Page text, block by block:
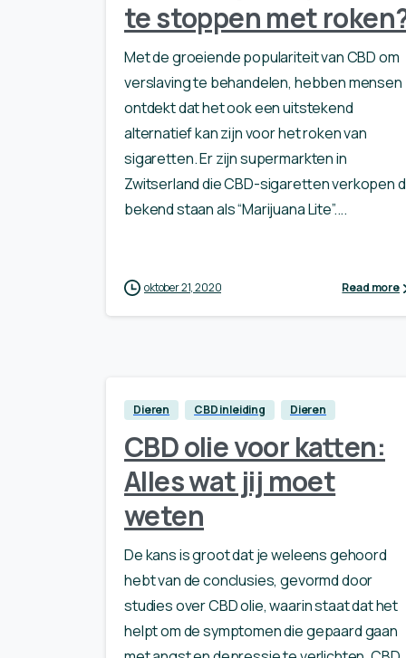
te stoppen met
Met de groeiende populariteit van CBD om
verslaving te behandelen, hebben mensen
ontdekt dat het ook een uitstekend
alternatief kan zijn voor het roken van
sigaretten. Er zijn supermarkten in
Zwitserland die CBD-sigaretten verkopen
bekend staan als “Marijuana Lite”....
oktober 21, 2020 Read more
Dieren CBD inleiding Dieren
CBD olie voor katten:
Alles wat jij moet
weten
De kans is groot dat je weleens gehoord
hebt van de conclusies, gevormd door
studies over CBD olie, waarin staat dat het
helpt om de symptomen die gepaard gaan